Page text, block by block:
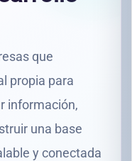
que
propia para
información,
una base
y conectada